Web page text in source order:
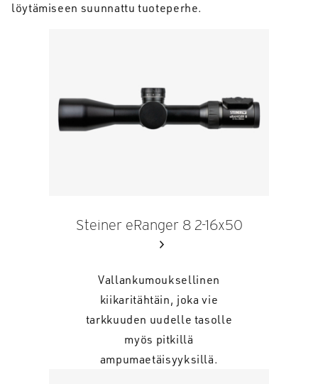
löytämiseen suunnattu tuoteperhe.
Steiner eRanger 8 2-16x50
Vallankumouksellinen
kiikaritähtäin, joka vie
tarkkuuden uudelle tasolle
myös pitkillä
ampumaetäisyyksillä.